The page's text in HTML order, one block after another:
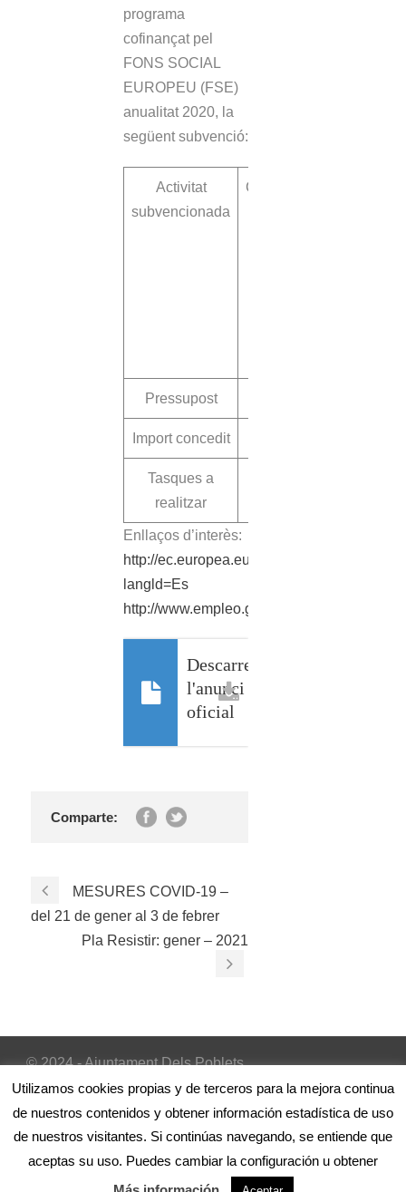
programa
cofinançat pel
FONS SOCIAL
EUROPEU (FSE)
anualitat 2020, la
següent subvenció:
Activitat
subvencionada
CONTRACTACIÓ
Pressupost
Import concedit
Tasques a
realitzar
Enllaços d’interès:
http://ec.europea.eu/social/home.jsp?
langld=Es
http://www.empleo.gob.es/uafse/
Descarrega
l'anunci
oficial
Comparte:
MESURES COVID-19 –
del 21 de gener al 3 de febrer
Pla Resistir: gener – 2021
© 2024 - Ajuntament Dels Poblets
Inicio |Avís Legal |Política de cookies
Utilizamos cookies propias y de terceros para la mejora continua
de nuestros contenidos y obtener información estadística de uso
de nuestros visitantes. Si continúas navegando, se entiende que
aceptas su uso. Puedes cambiar la configuración u obtener